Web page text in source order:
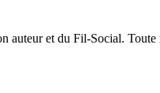
auteur et du Fil-Social.